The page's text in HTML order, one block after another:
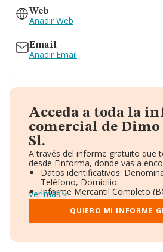
Web
Añadir Web
Email
Añadir Email
Acceda a toda la
comercial de
Sl.
A través del informe gratuito que
desde Einforma, donde vas a
Datos identificativos:
Teléfono, Domicilio.
Informe Mercantil Completo
Gráficos de Evolución Ventas y
Consejo de Administración y
Directivos y Ejecutivos.
Ver más
QUIERO MI INFORME